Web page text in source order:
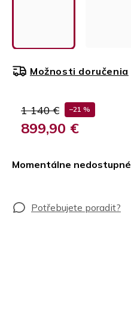
1 140 € –21 %
899,90 €
Momentálne nedostupné
Možnosti doručenia